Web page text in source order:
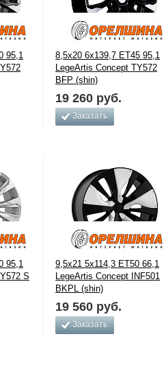
95,1
8,5x20 6x139,7 ET45 95,1
LegeArtis Concept TY572
BFP (shin)
19 260 руб.
Заказать
95,1
S
9,5x21 5x114,3 ET50 66,1
LegeArtis Concept INF501
BKPL (shin)
19 560 руб.
Заказать